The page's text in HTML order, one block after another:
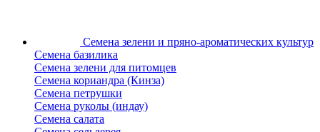
Семена зелени и пряно-ароматических культур
Семена базилика
Семена зелени для питомцев
Семена кориандра (Кинза)
Семена петрушки
Семена руколы (индау)
Семена салата